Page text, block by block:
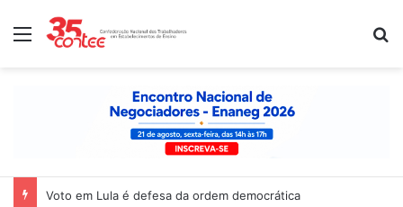
Menu
Nota de solidariedade ao povo venezuelano